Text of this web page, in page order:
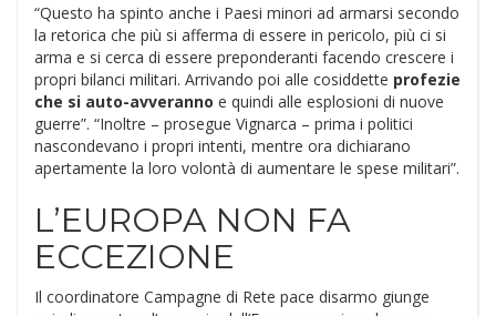
“Questo ha spinto anche i Paesi minori ad armarsi secondo
la retorica che più si afferma di essere in pericolo, più ci si
arma e si cerca di essere preponderanti facendo crescere i
propri bilanci militari. Arrivando poi alle cosiddette profezie
che si auto-avveranno e quindi alle esplosioni di nuove
guerre”. “Inoltre – prosegue Vignarca – prima i politici
nascondevano i propri intenti, mentre ora dichiarano
apertamente la loro volontà di aumentare le spese militari”.
L’EUROPA NON FA
ECCEZIONE
Il coordinatore Campagne di Rete pace disarmo giunge